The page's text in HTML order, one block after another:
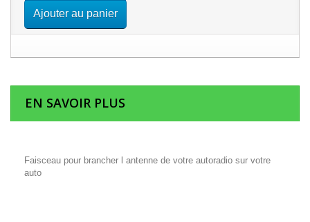
Ajouter au panier
EN SAVOIR PLUS
Faisceau pour brancher l antenne de votre autoradio sur votre
auto